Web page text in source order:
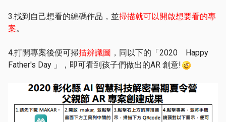
3.找到自己想看的編碼作品，並掃描就可以開啟想要看的專
案。
4.打開專案後便可掃描辨識圖 ，同以下的「2020 Happy
Father's Day 」，即可看到孩子們做出的AR 創意!